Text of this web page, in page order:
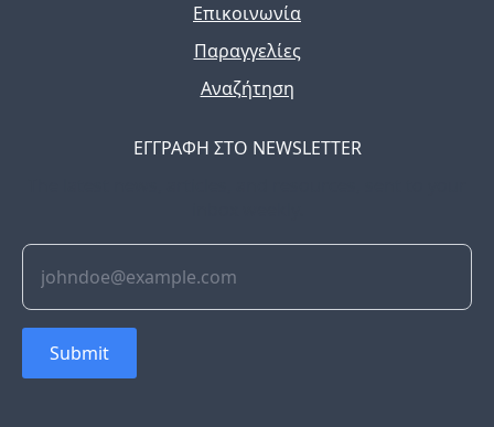
Επικοινωνία
Παραγγελίες
Αναζήτηση
ΕΓΓΡΑΦΗ ΣΤΟ NEWSLETTER
Submit